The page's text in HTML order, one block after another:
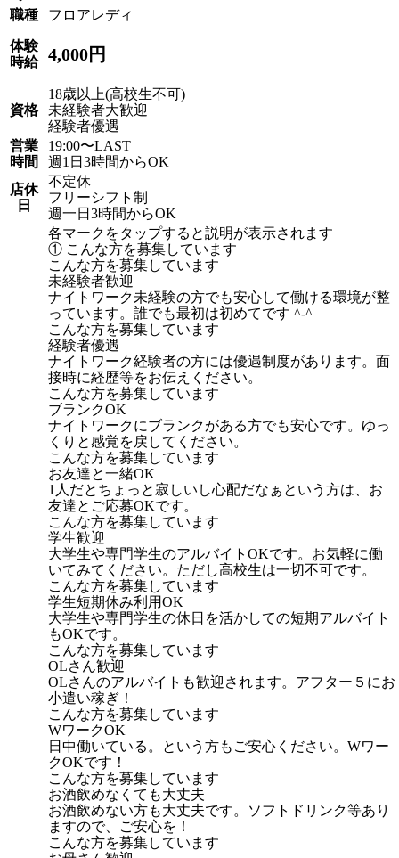
職種
フロアレディ
体験
時給
4,000円
資格
18歳以上(高校生不可)
未経験者大歓迎
経験者優遇
営業
時間
19:00〜LAST
週1日3時間からOK
店休
日
不定休
フリーシフト制
週一日3時間からOK
各マークをタップすると説明が表示されます
① こんな方を募集しています
こんな方を募集しています
未経験者歓迎
ナイトワーク未経験の方でも安心して働ける環境が整
っています。誰でも最初は初めてです ^-^
こんな方を募集しています
経験者優遇
ナイトワーク経験者の方には優遇制度があります。面
接時に経歴等をお伝えください。
こんな方を募集しています
ブランクOK
ナイトワークにブランクがある方でも安心です。ゆっ
くりと感覚を戻してください。
こんな方を募集しています
お友達と一緒OK
1人だとちょっと寂しいし心配だなぁという方は、お
友達とご応募OKです。
こんな方を募集しています
学生歓迎
大学生や専門学生のアルバイトOKです。お気軽に働
いてみてください。ただし高校生は一切不可です。
こんな方を募集しています
学生短期休み利用OK
大学生や専門学生の休日を活かしての短期アルバイト
もOKです。
こんな方を募集しています
OLさん歓迎
OLさんのアルバイトも歓迎されます。アフター５にお
小遣い稼ぎ！
こんな方を募集しています
WワークOK
日中働いている。という方もご安心ください。Wワー
クOKです！
こんな方を募集しています
お酒飲めなくても大丈夫
お酒飲めない方も大丈夫です。ソフトドリンク等あり
ますので、ご安心を！
こんな方を募集しています